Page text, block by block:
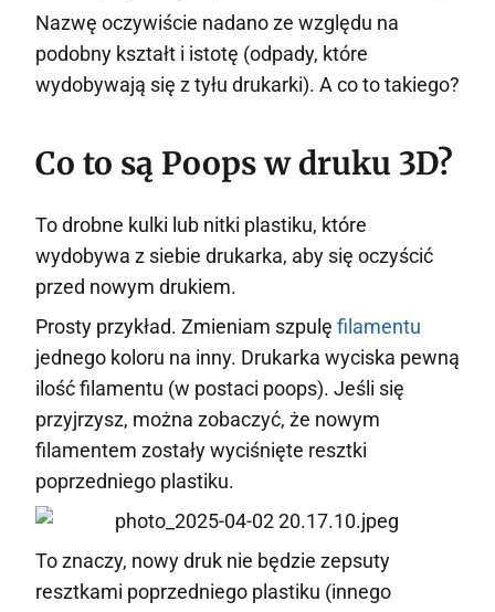
Nazwę oczywiście nadano ze względu na
podobny kształt i istotę (odpady, które
wydobywają się z tyłu drukarki). A co to takiego?
Co to są Poops w druku 3D?
To drobne kulki lub nitki plastiku, które
wydobywa z siebie drukarka, aby się oczyścić
przed nowym drukiem.
Prosty przykład. Zmieniam szpulę filamentu
jednego koloru na inny. Drukarka wyciska pewną
ilość filamentu (w postaci poops). Jeśli się
przyjrzysz, można zobaczyć, że nowym
filamentem zostały wyciśnięte resztki
poprzedniego plastiku.
To znaczy, nowy druk nie będzie zepsuty
resztkami poprzedniego plastiku (innego